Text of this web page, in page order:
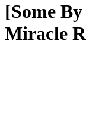
[Some
Miracle